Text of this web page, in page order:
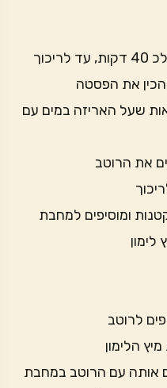
את הפסטה
שעל האריזה במים עם
את הרוטב
ומוסיפים למחבת
לרוטב
הלימון
אותה עם הרוטב במחבת